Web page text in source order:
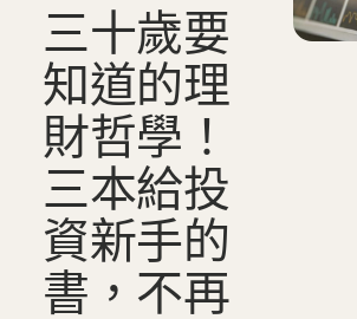
三十歲要
知道的理
財哲學 ！
三本給投
資新手的
書 ， 不再